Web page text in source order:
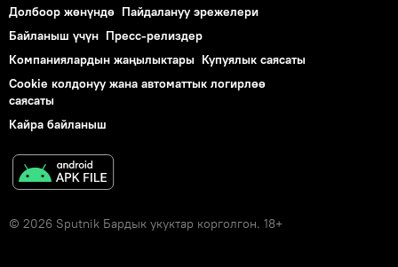
Долбоор жөнүндө Пайдалануу эрежелери
Байланыш үчүн Пресс-релиздер
Компаниялардын жаңылыктары Купуялык саясаты
Cookie колдонуу жана автоматтык логирлөө
саясаты
Кайра байланыш
© 2026 Sputnik Бардык укуктар корголгон. 18+